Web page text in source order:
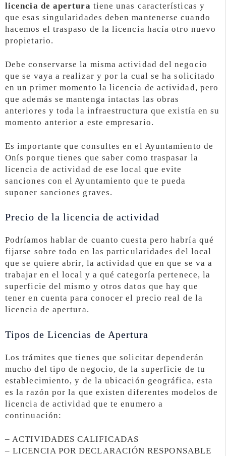
licencia de apertura tiene unas características y
que esas singularidades deben mantenerse cuando
hacemos el traspaso de la licencia hacía otro nuevo
propietario.
Debe conservarse la misma actividad del negocio
que se vaya a realizar y por la cual se ha solicitado
en un primer momento la licencia de actividad, pero
que además se mantenga intactas las obras
anteriores y toda la infraestructura que existía en su
momento anterior a este empresario.
Es importante que consultes en el Ayuntamiento de
Onís porque tienes que saber como traspasar la
licencia de actividad de ese local que evite
sanciones con el Ayuntamiento que te pueda
suponer sanciones graves.
Precio de la licencia de actividad
Podríamos hablar de cuanto cuesta pero habría qué
fijarse sobre todo en las particularidades del local
que se quiere abrir, la actividad que en que se va a
trabajar en el local y a qué categoría pertenece, la
superficie del mismo y otros datos que hay que
tener en cuenta para conocer el precio real de la
licencia de apertura.
Tipos de Licencias de Apertura
Los trámites que tienes que solicitar dependerán
mucho del tipo de negocio, de la superficie de tu
establecimiento, y de la ubicación geográfica, esta
es la razón por la que existen diferentes modelos de
licencia de actividad que te enumero a
continuación:
– ACTIVIDADES CALIFICADAS
– LICENCIA POR DECLARACIÓN RESPONSABLE